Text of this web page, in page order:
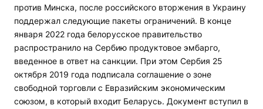
против Минска, после российского вторжения в Украину
поддержал следующие пакеты ограничений. В конце
января 2022 года белорусское правительство
распространило на Сербию продуктовое эмбарго,
введенное в ответ на санкции. При этом Сербия 25
октября 2019 года подписала соглашение о зоне
свободной торговли с Евразийским экономическим
союзом, в который входит Беларусь. Документ вступил в